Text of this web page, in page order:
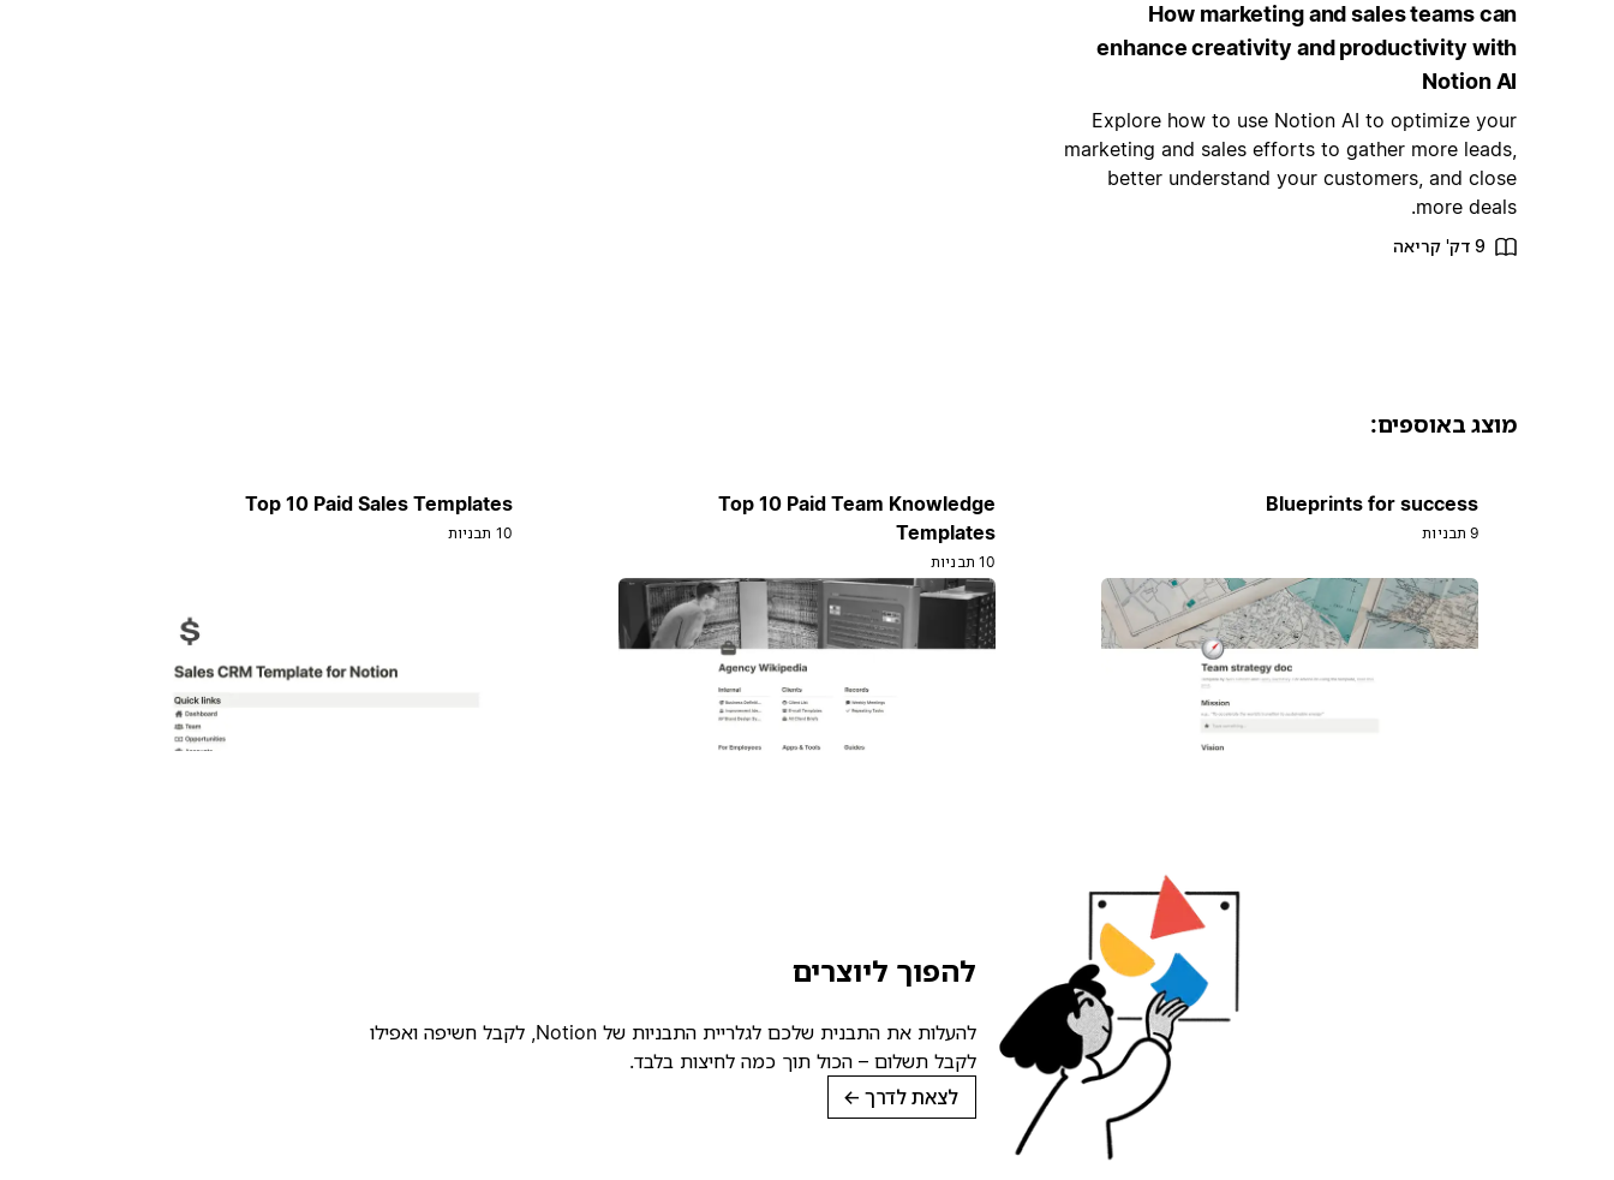
How marketing and sales teams can
enhance creativity and productivity with
Notion AI
Explore how to use Notion AI to optimize your
marketing and sales efforts to gather more leads,
better understand your customers, and close
more deals.
9 דק' קריאה
מוצג באוספים:
Blueprints for success
9 תבניות
Top 10 Paid Team Knowledge
Templates
10 תבניות
Top 10 Paid Sales Templates
10 תבניות
להפוך ליוצרים
להעלות את התבנית שלכם לגלריית התבניות של Notion, לקבל חשיפה ואפילו
לקבל תשלום – הכול תוך כמה לחיצות בלבד.
לצאת לדרך →